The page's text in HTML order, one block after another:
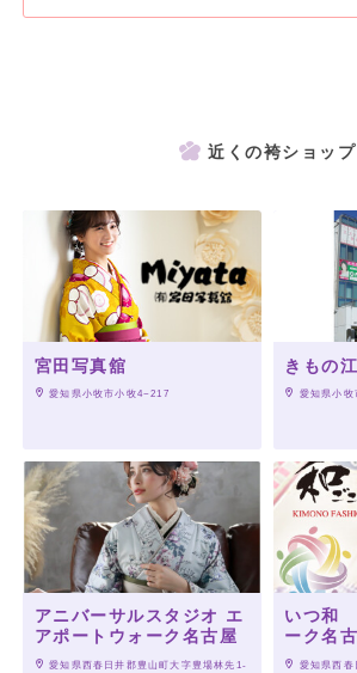
近くの袴ショップ
宮田写真舘
愛知県小牧市小牧4−217
きもの
愛知県小
アニバーサルスタジオ エ
アポートウォーク名古屋
愛知県西春日井郡豊山町大字豊場林先1-
いつ和
ーク名
愛知県西